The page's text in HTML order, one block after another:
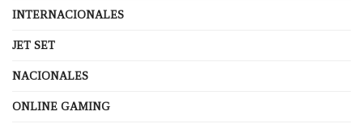
INTERNACIONALES
JET SET
NACIONALES
ONLINE GAMING